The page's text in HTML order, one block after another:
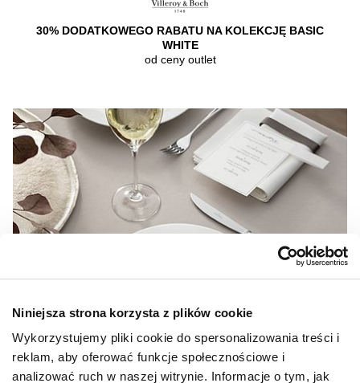
Niniejsza strona korzysta z plików cookie
Wykorzystujemy pliki cookie do spersonalizowania treści i
reklam, aby oferować funkcje społecznościowe i
analizować ruch w naszej witrynie. Informacje o tym, jak
30% DODATKOWEGO RABATU NA KOLEKCJĘ BASIC
WHITE
od ceny outlet